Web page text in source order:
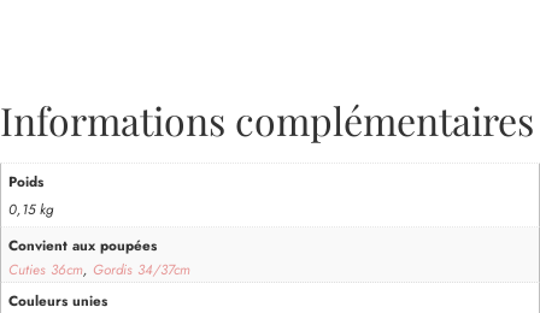
Informations complémentaires
Poids
0,15 kg
Convient aux poupées
Cuties 36cm, Gordis 34/37cm
Couleurs unies